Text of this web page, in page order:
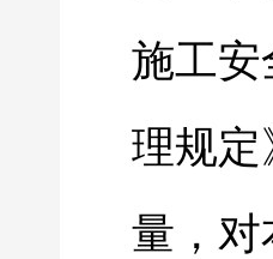
施工安
理规定
量，对